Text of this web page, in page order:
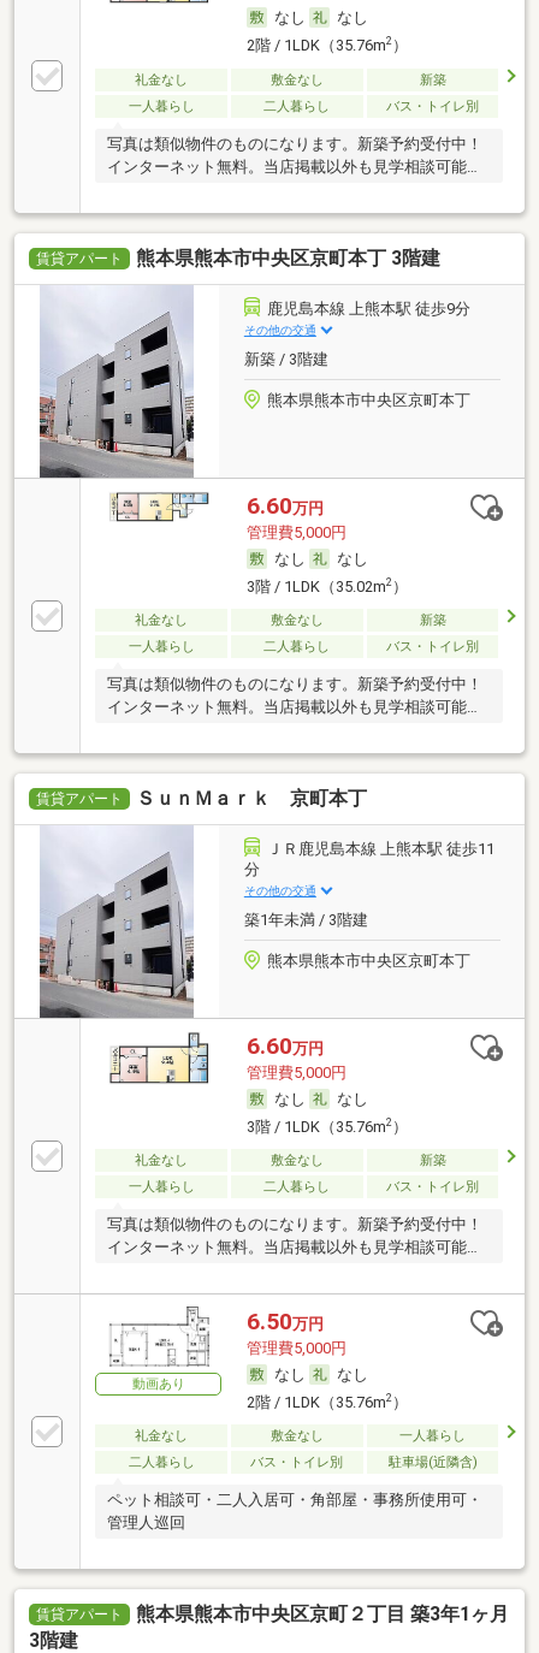
なし
なし
2階 / 1LDK（35.76m2）
礼金なし 敷金なし
新築
一人暮らし
二人暮らし バス・トイレ別
写真は類似物件のものになります。新築予約受付中！
インターネット無料。当店掲載以外も見学相談可能で
賃貸アパート 熊本県熊本市中央区京町本丁 3階建
鹿児島本線 上熊本駅 徒歩9分
その他の交通
新築 / 3階建
熊本県熊本市中央区京町本丁
6.60万円
管理費5,000円
なし
なし
3階 / 1LDK（35.02m2）
礼金なし 敷金なし
新築
一人暮らし
二人暮らし バス・トイレ別
写真は類似物件のものになります。新築予約受付中！
インターネット無料。当店掲載以外も見学相談可能で
賃貸アパート ＳｕｎＭａｒｋ 京町本丁
ＪＲ鹿児島本線 上熊本駅 徒歩11
分
その他の交通
築1年未満 / 3階建
熊本県熊本市中央区京町本丁
6.60万円
管理費5,000円
なし
なし
3階 / 1LDK（35.76m2）
礼金なし 敷金なし
新築
一人暮らし
二人暮らし バス・トイレ別
写真は類似物件のものになります。新築予約受付中！
インターネット無料。当店掲載以外も見学相談可能で
動画あり
6.50万円
管理費5,000円
なし
なし
2階 / 1LDK（35.76m2）
礼金なし 敷金なし
一人暮らし
二人暮らし
バス・トイレ別 駐車場(近隣含)
ペット相談可・二人入居可・角部屋・事務所使用可・
管理人巡回
賃貸アパート
熊本県熊本市中央区京町２丁目 築3年1ヶ月
3階建